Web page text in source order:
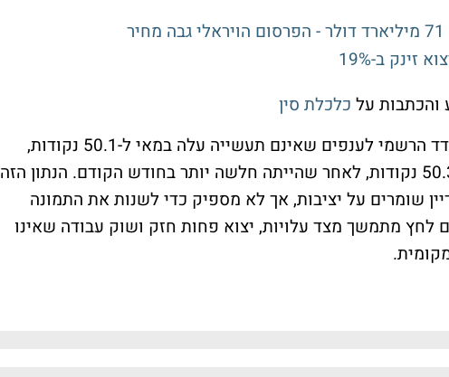
ב-19%
והכתבות על כלכלת סין
מחוץ לתעשייה נרשם שיפור קל. המדד הרשמי לענפים שאינם תעשייה עלה במאי ל-50.1 נקודות,
והפעילות בענף השירותים עלתה ל-50.3 נקודות, לאחר שהייתה חלשה יותר בחודש הקודם. הנתון הזה
שומרים על יציבות, אך לא מספיק כדי לשנות את התמונה
לחץ מתמשך מצד עלויות, יצוא פחות חזק ושוק עבודה שאינו